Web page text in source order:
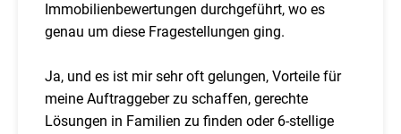
Immobilienbewertungen durchgeführt, wo es
genau um diese Fragestellungen ging.
Ja, und es ist mir sehr oft gelungen, Vorteile für
meine Auftraggeber zu schaffen, gerechte
Lösungen in Familien zu finden oder 6-stellige